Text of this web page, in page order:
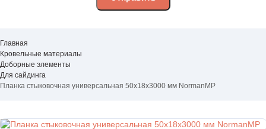
Главная
Кровельные материалы
Доборные элементы
Для сайдинга
Планка стыковочная универсальная 50х18х3000 мм NormanMP